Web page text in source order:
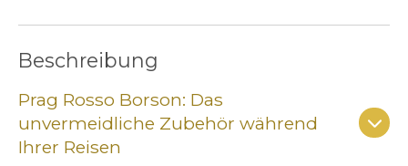
e
r
u
n
g
e
r
n
r
n
e
r
n
e
r
n
e
r
n
e
a
s
Beschreibung
Prag Rosso Borson: Das
unvermeidliche Zubehör während
Ihrer Reisen